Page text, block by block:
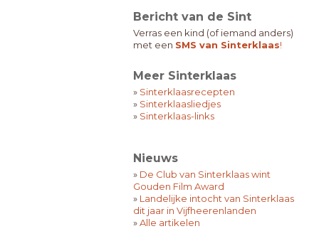
Bericht van de Sint
Verras een kind (of iemand anders)
met een SMS van Sinterklaas!
Meer Sinterklaas
» Sinterklaasrecepten
» Sinterklaasliedjes
» Sinterklaas-links
Nieuws
» De Club van Sinterklaas wint
Gouden Film Award
» Landelijke intocht van Sinterklaas
dit jaar in Vijfheerenlanden
»Alle artikelen